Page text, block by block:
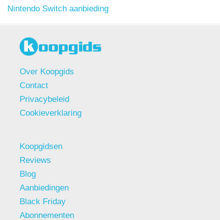
Nintendo Switch aanbieding
Over Koopgids
Contact
Privacybeleid
Cookieverklaring
Koopgidsen
Reviews
Blog
Aanbiedingen
Black Friday
Abonnementen